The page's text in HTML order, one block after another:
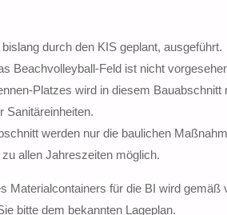
bislang durch den KIS geplant, ausgeführt.
Beachvolleyball-Feld ist nicht
Platzes wird in diesem
Sanitäreinheiten.
werden nur die baulichen
allen Jahreszeiten möglich.
Materialcontainers für die BI wird
bitte dem bekannten Lageplan.